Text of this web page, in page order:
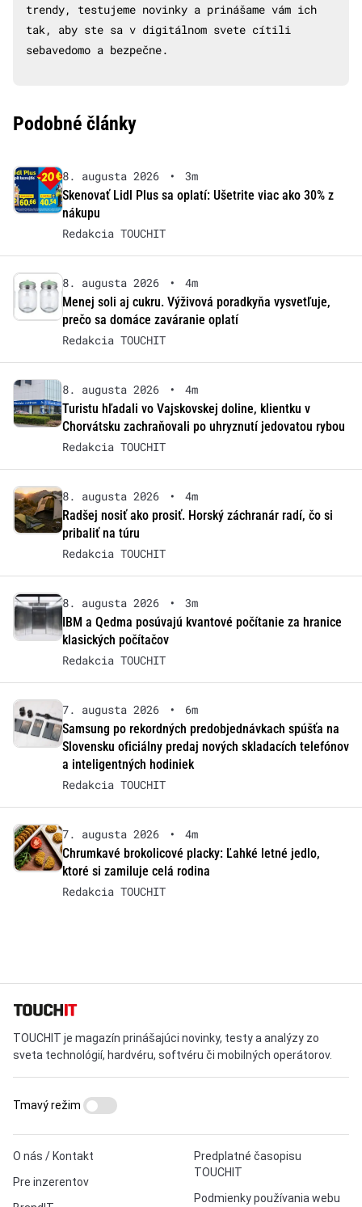
trendy, testujeme novinky a prinášame vám ich
tak, aby ste sa v digitálnom svete cítili
sebavedomo a bezpečne.
Podobné články
8. augusta 2026 •
3m
Skenovať Lidl Plus sa oplatí: Ušetrite viac ako 30% z
nákupu
Redakcia TOUCHIT
8. augusta 2026 •
4m
Menej soli aj cukru. Výživová poradkyňa vysvetľuje,
prečo sa domáce zaváranie oplatí
Redakcia TOUCHIT
8. augusta 2026 •
4m
Turistu hľadali vo Vajskovskej doline, klientku v
Chorvátsku zachraňovali po uhryznutí jedovatou rybou
Redakcia TOUCHIT
8. augusta 2026 •
4m
Radšej nosiť ako prosiť. Horský záchranár radí, čo si
pribaliť na túru
Redakcia TOUCHIT
8. augusta 2026 •
3m
IBM a Qedma posúvajú kvantové počítanie za hranice
klasických počítačov
Redakcia TOUCHIT
7. augusta 2026 •
6m
Samsung po rekordných predobjednávkach spúšťa na
Slovensku oficiálny predaj nových skladacích telefónov
a inteligentných hodiniek
Redakcia TOUCHIT
7. augusta 2026 •
4m
Chrumkavé brokolicové placky: Ľahké letné jedlo,
ktoré si zamiluje celá rodina
Redakcia TOUCHIT
TOUCHIT je magazín prinášajúci novinky, testy a analýzy zo
sveta technológií, hardvéru, softvéru či mobilných operátorov.
O nás / Kontakt
Pre inzerentov
Predplatné časopisu
TOUCHIT
Podmienky používania webu
Tmavý režim